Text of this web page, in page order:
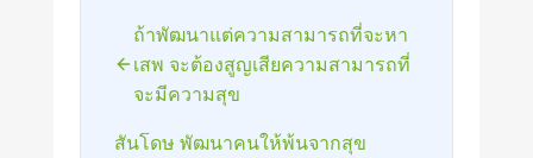
ถ้าพัฒนาแต่ความสามารถที่จะหา
เสพ จะต้องสูญเสียความสามารถที่
จะมีความสุข
สันโดษ พัฒนาคนให้พ้นจากสุข